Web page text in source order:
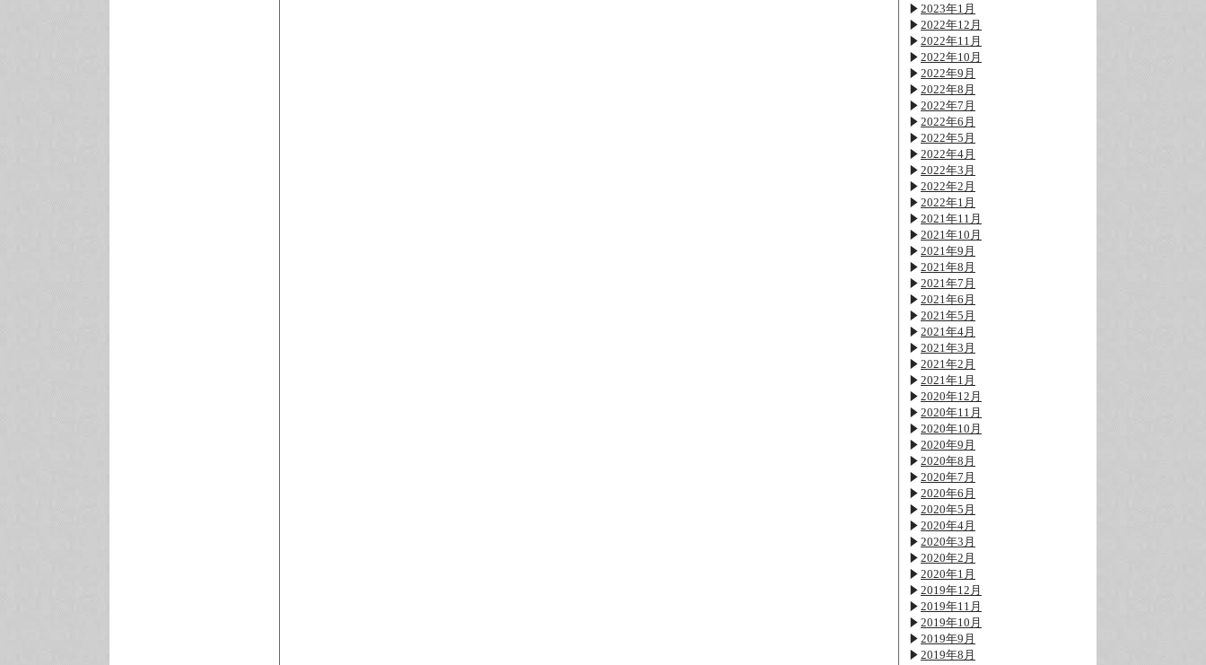
2023年1月
2022年12月
2022年11月
2022年10月
2022年9月
2022年8月
2022年7月
2022年6月
2022年5月
2022年4月
2022年3月
2022年2月
2022年1月
2021年11月
2021年10月
2021年9月
2021年8月
2021年7月
2021年6月
2021年5月
2021年4月
2021年3月
2021年2月
2021年1月
2020年12月
2020年11月
2020年10月
2020年9月
2020年8月
2020年7月
2020年6月
2020年5月
2020年4月
2020年3月
2020年2月
2020年1月
2019年12月
2019年11月
2019年10月
2019年9月
2019年8月